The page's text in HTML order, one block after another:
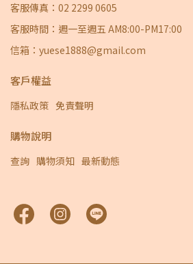
客服傳真：02 2299 0605
客服時間：週一至週五 AM8:00-PM17:00
信箱：yuese1888@gmail.com
客戶權益
隱私政策 免責聲明
購物說明
查詢 購物須知 最新動態